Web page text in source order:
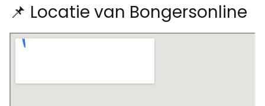
📌 Locatie van Bongersonline